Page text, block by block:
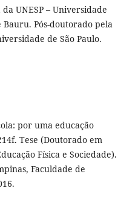
UNESP – Universidade
Bauru. Pós-doutorado pela
de São Paulo.
por uma educação
Tese (Doutorado em
Física e Sociedade).
Faculdade de